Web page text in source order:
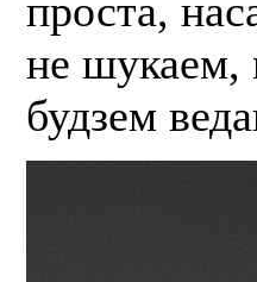
проста,
не шукаем,
будзем